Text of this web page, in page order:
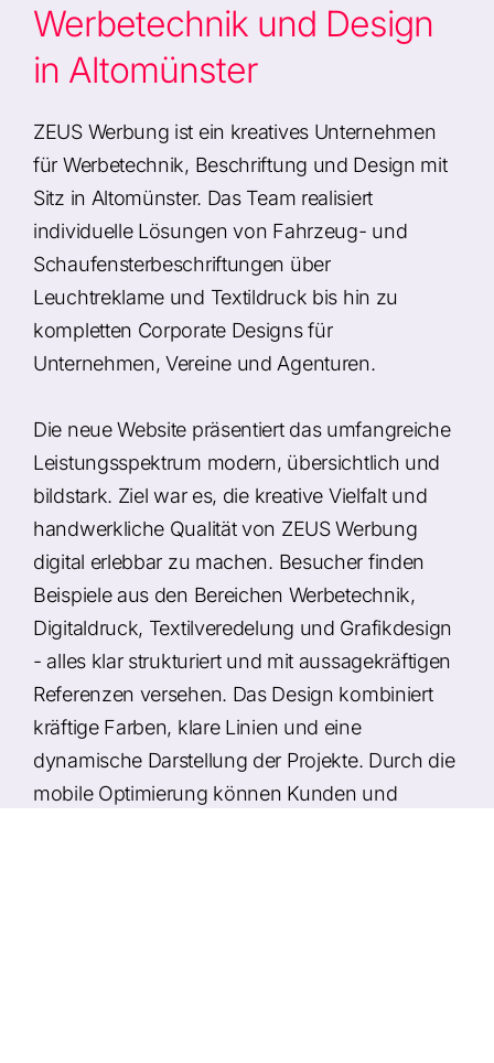
Werbetechnik und Design
in Altomünster
ZEUS Werbung ist ein kreatives Unternehmen
für Werbetechnik, Beschriftung und Design mit
Sitz in Altomünster. Das Team realisiert
individuelle Lösungen von Fahrzeug- und
Schaufensterbeschriftungen über
Leuchtreklame und Textildruck bis hin zu
kompletten Corporate Designs für
Unternehmen, Vereine und Agenturen.
Die neue Website präsentiert das umfangreiche
Leistungsspektrum modern, übersichtlich und
bildstark. Ziel war es, die kreative Vielfalt und
handwerkliche Qualität von ZEUS Werbung
digital erlebbar zu machen. Besucher finden
Beispiele aus den Bereichen Werbetechnik,
Digitaldruck, Textilveredelung und Grafikdesign
- alles klar strukturiert und mit aussagekräftigen
Referenzen versehen. Das Design kombiniert
kräftige Farben, klare Linien und eine
dynamische Darstellung der Projekte. Durch die
mobile Optimierung können Kunden und